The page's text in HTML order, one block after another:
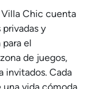
Chic cuenta
y
el
de juegos,
invitados. Cada